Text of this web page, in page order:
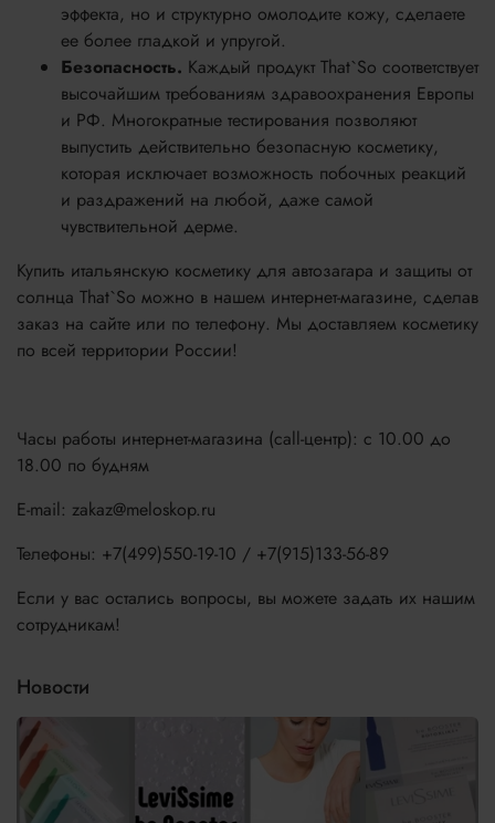
эффекта, но и структурно омолодите кожу, сделаете
ее более гладкой и упругой.
Безопасность. Каждый продукт That`So соответствует
высочайшим требованиям здравоохранения Европы
и РФ. Многократные тестирования позволяют
выпустить действительно безопасную косметику,
которая исключает возможность побочных реакций
и раздражений на любой, даже самой
чувствительной дерме.
Купить итальянскую косметику для автозагара и защиты от
солнца That`So можно в нашем интернет-магазине, сделав
заказ на сайте или по телефону. Мы доставляем косметику
по всей территории России!
Часы работы интернет-магазина (call-центр): с 10.00 до
18.00 по будням
E-mail: zakaz@meloskop.ru
Телефоны: +7(499)550-19-10 / +7(915)133-56-89
Если у вас остались вопросы, вы можете задать их нашим
сотрудникам!
Новости